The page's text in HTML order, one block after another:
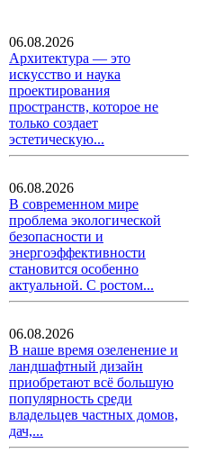
06.08.2026
Архитектура — это
искусство и наука
проектирования
пространств, которое не
только создает
эстетическую...
06.08.2026
В современном мире
проблема экологической
безопасности и
энергоэффективности
становится особенно
актуальной. С ростом...
06.08.2026
В наше время озеленение и
ландшафтный дизайн
приобретают всё большую
популярность среди
владельцев частных домов,
дач,...